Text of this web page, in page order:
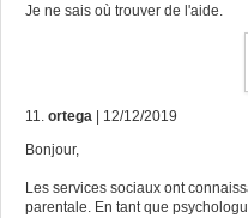
Je ne sais où trouver de l'aide.
11. ortega | 12/12/2019
Bonjour,
Les services sociaux ont
parentale. En tant que